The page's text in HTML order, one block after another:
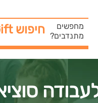
מחפשים
מתנדבים? < Gift חיפוש